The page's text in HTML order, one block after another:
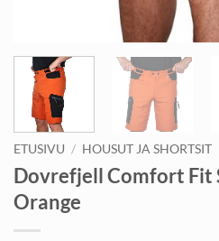
ETUSIVU / HOUSUT JA SHORTSIT
Dovrefjell Comfort Fit
Orange